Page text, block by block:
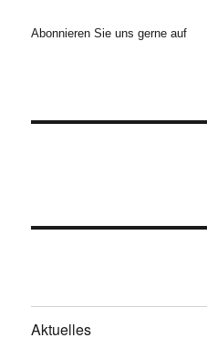
Abonnieren Sie uns gerne auf
Aktuelles